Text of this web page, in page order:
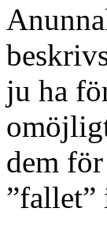
ju ha
dem
”fallet”